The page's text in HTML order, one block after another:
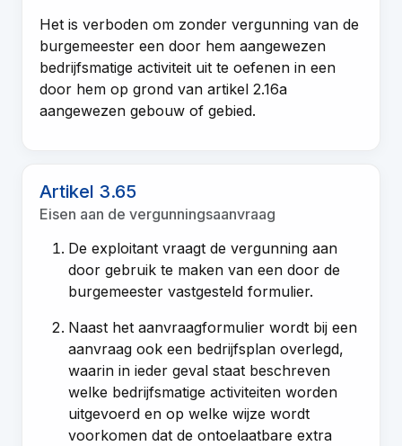
Het is verboden om zonder vergunning van de
burgemeester een door hem aangewezen
bedrijfsmatige activiteit uit te oefenen in een
door hem op grond van artikel 2.16a
aangewezen gebouw of gebied.
Artikel 3.65
Eisen aan de vergunningsaanvraag
De exploitant vraagt de vergunning aan
door gebruik te maken van een door de
burgemeester vastgesteld formulier.
Naast het aanvraagformulier wordt bij een
aanvraag ook een bedrijfsplan overlegd,
waarin in ieder geval staat beschreven
welke bedrijfsmatige activiteiten worden
uitgevoerd en op welke wijze wordt
voorkomen dat de ontoelaatbare extra